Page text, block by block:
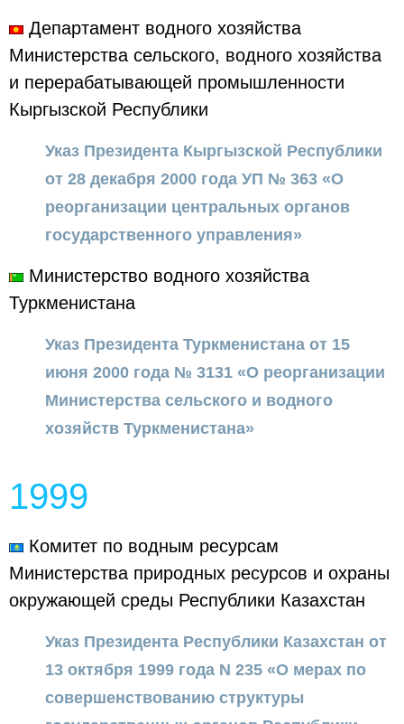
Департамент водного хозяйства
Министерства сельского, водного хозяйства
и перерабатывающей промышленности
Кыргызской Республики
Указ Президента Кыргызской Республики
от 28 декабря 2000 года УП № 363 «О
реорганизации центральных органов
государственного управления»
Министерство водного хозяйства
Туркменистана
Указ Президента Туркменистана от 15
июня 2000 года № 3131 «О реорганизации
Министерства сельского и водного
хозяйств Туркменистана»
1999
Комитет по водным ресурсам
Министерства природных ресурсов и охраны
окружающей среды Республики Казахстан
Указ Президента Республики Казахстан от
13 октября 1999 года N 235 «О мерах по
совершенствованию структуры